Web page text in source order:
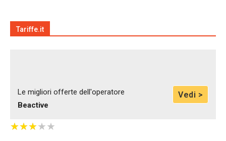
Tariffe.it
Le migliori offerte dell'operatore
Beactive
Vedi >
★★★★★
★★★★★